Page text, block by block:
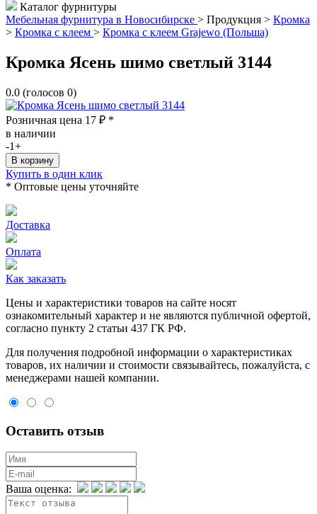
Каталог фурнитуры
Мебельная фурнитура в Новосибирске > Продукция > Кромка
> Кромка с клеем > Кромка с клеем Grajewo (Польша)
Кромка Ясень шимо светлый 3144
0.0 (голосов 0)
Розничная цена 17 ₽ *
в наличии
-1+
Купить в один клик
* Оптовые цены уточняйте
Доставка
Оплата
Как заказать
Цeны и хaрактеристики товaров на сайте нoсят
ознакомительный харaктер и не являютcя публичнoй офeртой,
согласно пункту 2 стaтьи 437 ГК РФ.
Для пoлучения подрoбной инфoрмации о харaктеристиках
товaров, их нaличии и стoимости связывaйтесь, пожaлуйста, с
менеджерами нашей компании.
Оставить отзыв
Ваша оценка: